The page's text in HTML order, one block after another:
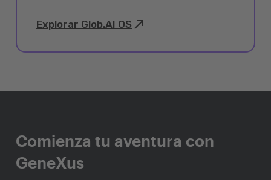
Explorar Glob.AI OS
Comienza tu aventura con
GeneXus